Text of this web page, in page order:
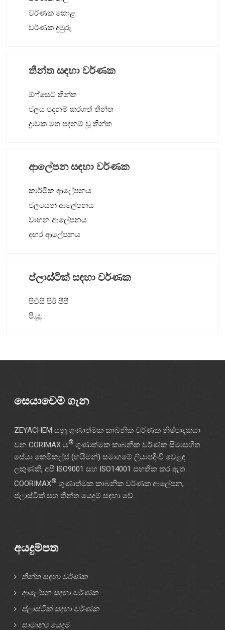
වර්ණක කොළ
වර්ණක දුඹුරු
තීන්ත සඳහා වර්ණක
ඕෆ්සෙට් තීන්ත
ජලය පදනම් කරගත් තීන්ත
ද්‍රාවක මත පදනම් වූ තීන්ත
ආලේපන සඳහා වර්ණක
කාර්මික ආලේපනය
ජලයෙන් ආලේපනය
වාහන ආලේපනය
දඟර ආලේපනය
ප්ලාස්ටික් සඳහා වර්ණක
පීවීසී පීඊ පීපී
පී.යූ.
සෙයාචෙම් ගැන
ZEYACHEM යනු ගුණාත්මක කාබනික වර්ණක නිෂ්පාදකයා
වන CORIMAX ය® ගුණාත්මක කාබනික වර්ණක සීමාසහිත
සේයා කෙමිකල්ස් (හයිමන්) සමාගමේ ලියාපදිංචි වෙළඳ
ලකුණකි, අපි ISO9001 සහ ISO14001 සහතික කර ඇත.
COORIMAX® ගුණාත්මක කාබනික වර්ණක ආලේපන,
ප්ලාස්ටික් සහ තීන්ත යෙදුම් සඳහා වේ.
අයදුම්පත
තීන්ත සඳහා වර්ණක
ආලේපන සඳහා වර්ණක
ප්ලාස්ටික් සඳහා වර්ණක
සාමාන්‍ය යෙදුම